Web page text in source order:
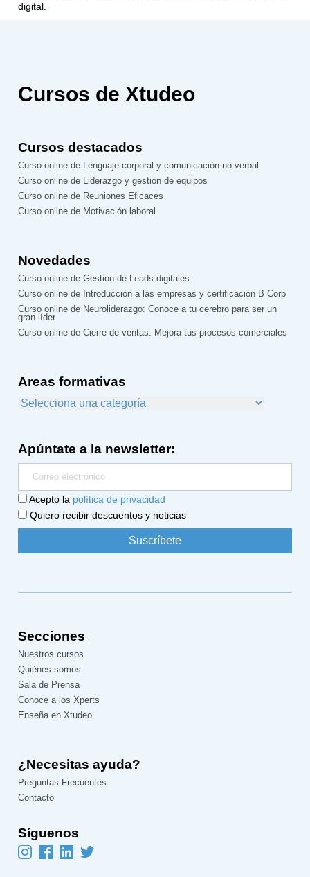
digital.
Cursos de Xtudeo
Cursos destacados
Curso online de Lenguaje corporal y comunicación no verbal
Curso online de Liderazgo y gestión de equipos
Curso online de Reuniones Eficaces
Curso online de Motivación laboral
Novedades
Curso online de Gestión de Leads digitales
Curso online de Introducción a las empresas y certificación B Corp
Curso online de Neuroliderazgo: Conoce a tu cerebro para ser un
gran líder
Curso online de Cierre de ventas: Mejora tus procesos comerciales
Areas formativas
Apúntate a la newsletter:
Acepto la política de privacidad
Quiero recibir descuentos y noticias
Secciones
Nuestros cursos
Quiénes somos
Sala de Prensa
Conoce a los Xperts
Enseña en Xtudeo
¿Necesitas ayuda?
Preguntas Frecuentes
Contacto
Síguenos